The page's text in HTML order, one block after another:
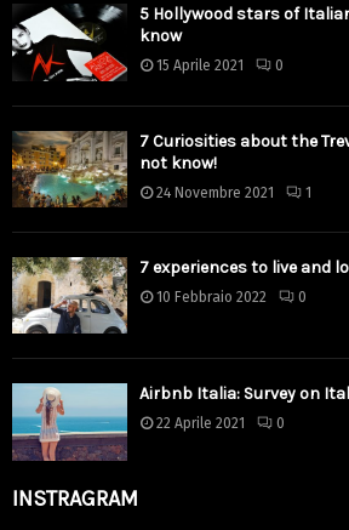
5 Hollywood stars of
know
15 Aprile 2021 0
7 Curiosities about the
not know!
24 Novembre 2021 1
7 experiences to live and
10 Febbraio 2022 0
Airbnb Italia: Survey on
22 Aprile 2021 0
INSTRAGRAM